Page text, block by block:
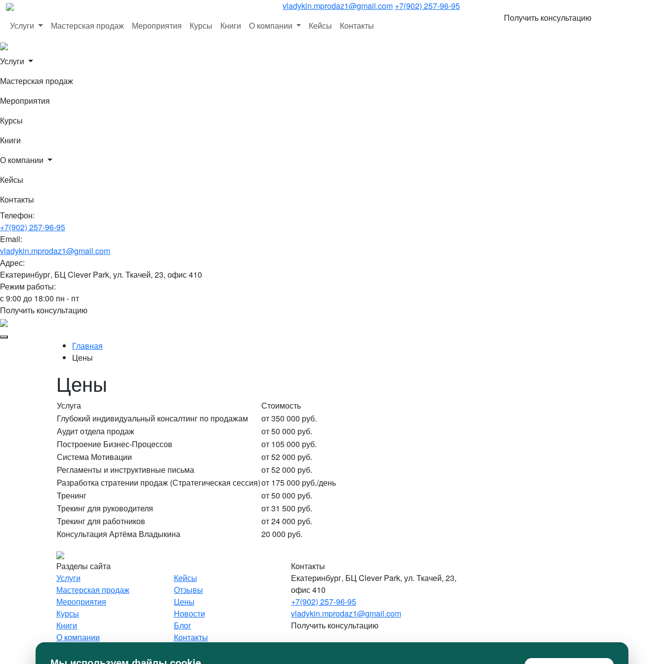
vladykin.mprodaz1@gmail.com +7(902) 257-96-95
Услуги
Мастерская продаж Мероприятия Курсы Книги О компании Кейсы Контакты
Получить консультацию
Услуги
Мастерская продаж
Мероприятия
Курсы
Книги
О компании
Кейсы
Контакты
Телефон:
+7(902) 257-96-95
Email:
vladykin.mprodaz1@gmail.com
Адрес:
Екатеринбург, БЦ Clever Park, ул. Ткачей, 23, офис 410
Режим работы:
с 9:00 до 18:00 пн - пт
Получить консультацию
Главная
Цены
Цены
Услуга
Стоимость
Глубокий индивидуальный консалтинг по продажам
от 350 000 руб.
Аудит отдела продаж
от 50 000 руб.
Построение Бизнес-Процессов
от 105 000 руб.
Система Мотивации
от 52 000 руб.
Регламенты и инструктивные письма
от 52 000 руб.
Разработка стратении продаж (Стратегическая сессия)от 175 000 руб./день
Тренинг
от 50 000 руб.
Трекинг для руководителя
от 31 500 руб.
Трекинг для работников
от 24 000 руб.
Консультация Артёма Владыкина
20 000 руб.
Разделы сайта
Услуги
Мастерская продаж
Мероприятия
Курсы
Книги
О компании
Кейсы
Отзывы
Цены
Новости
Блог
Контакты
Контакты
Екатеринбург, БЦ Clever Park, ул. Ткачей, 23,
офис 410
+7(902) 257-96-95
vladykin.mprodaz1@gmail.com
Получить консультацию
Все права защищены © 2020 Согласие пользователя на